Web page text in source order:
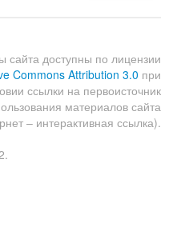
сайта доступны по лицензии
Commons Attribution 3.0 при
ссылки на первоисточник
материалов сайта
– интерактивная ссылка).